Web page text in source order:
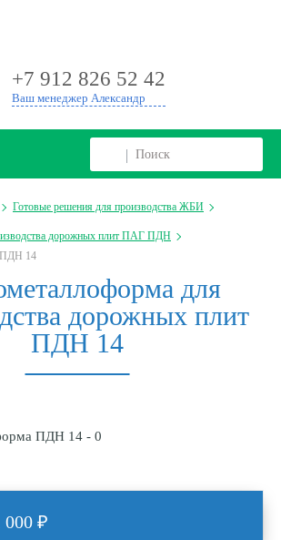
+7 912 826 52 42
Ваш менеджер Александр
Готовые решения для производства ЖБИ
дорожных плит ПАГ ПДН
ПДН 14
для
дорожных плит
ПДН 14
000 ₽